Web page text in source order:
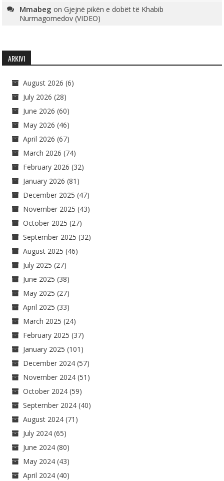
Mmabeg onGjejnë pikën e dobët të Khabib
Nurmagomedov (VIDEO)
ARKIVI
August 2026 (6)
July 2026 (28)
June 2026 (60)
May 2026 (46)
April 2026 (67)
March 2026 (74)
February 2026 (32)
January 2026 (81)
December 2025 (47)
November 2025 (43)
October 2025 (27)
September 2025 (32)
August 2025 (46)
July 2025 (27)
June 2025 (38)
May 2025 (27)
April 2025 (33)
March 2025 (24)
February 2025 (37)
January 2025 (101)
December 2024 (57)
November 2024 (51)
October 2024 (59)
September 2024 (40)
August 2024 (71)
July 2024 (65)
June 2024 (80)
May 2024 (43)
April 2024 (40)